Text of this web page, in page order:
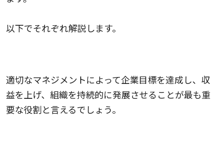
以下でそれぞれ解説します。
適切なマネジメントによって企業目標を達成し、収
益を上げ、組織を持続的に発展させることが最も重
要な役割と言えるでしょう。